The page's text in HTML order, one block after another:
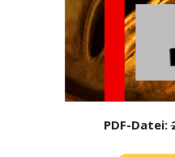
PDF-Datei: